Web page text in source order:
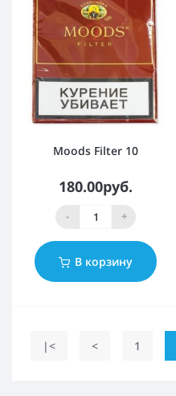
Moods Filter 10
180.00руб.
- +
В корзину
|< < 1